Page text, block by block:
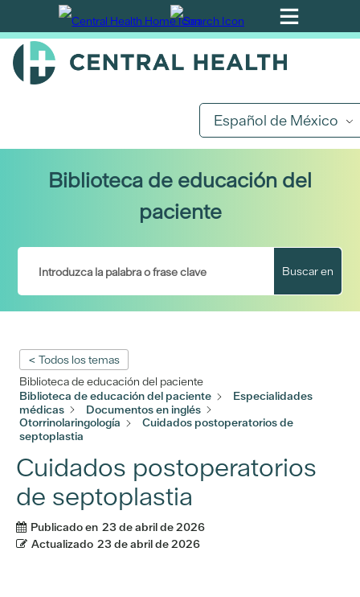
Ir
al
contenido
Español de México
Biblioteca de educación del
paciente
Buscar en
< Todos los temas
Biblioteca de educación del paciente
Biblioteca de educación del paciente
Especialidades
médicas
Documentos en inglés
Otorrinolaringología
Cuidados postoperatorios de
septoplastia
Cuidados postoperatorios
de septoplastia
Publicado en 23 de abril de 2026
Actualizado 23 de abril de 2026